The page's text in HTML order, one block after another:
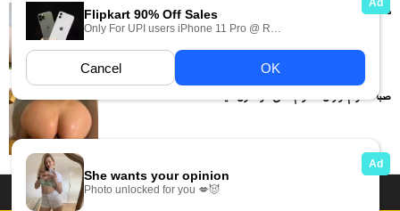
دختر حشری اول کیر سواری میکنه بعد به صورت داگی استایل...
صبا خانوم تو وان حموم داگی داره کون میده